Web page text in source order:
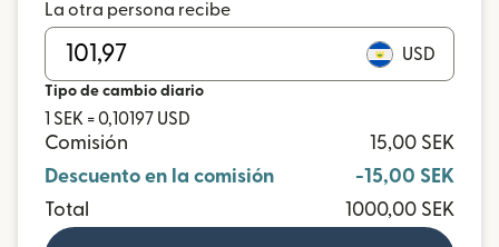
La otra persona recibe
USD
Tipo de cambio diario
1 SEK = 0,10197 USD
Comisión
15,00 SEK
Descuento en la comisión
-15,00 SEK
Total
1000,00 SEK